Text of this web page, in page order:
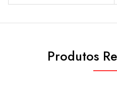
Produtos